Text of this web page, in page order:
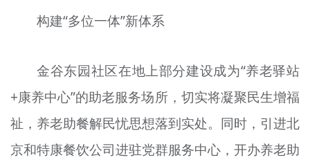
构建“多位一体”新体系
金谷东园社区在地上部分建设成为“养老驿站
+康养中心”的助老服务场所，切实将凝聚民生增福
祉，养老助餐解民忧思想落到实处。同时，引进北
京和特康餐饮公司进驻党群服务中心，开办养老助